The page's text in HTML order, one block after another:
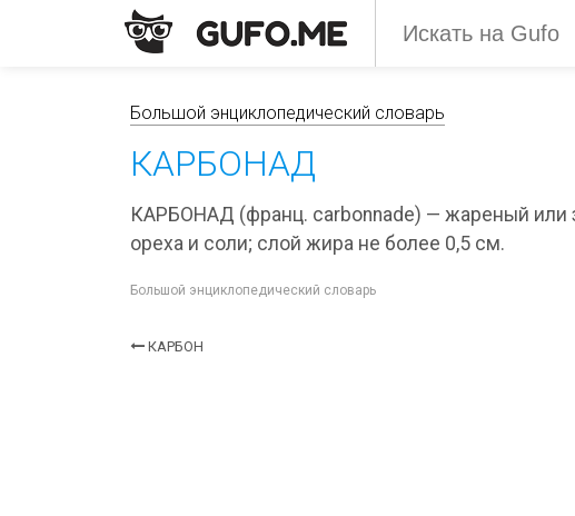
Большой энциклопедический словарь
КАРБОНАД
КАРБОНАД (франц. carbonnade) — жареный или
ореха и соли; слой жира не более 0,5 см.
Большой энциклопедический словарь
КАРБОН